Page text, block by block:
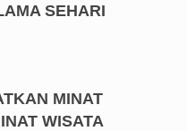
SEHARI
MINAT
WISATA